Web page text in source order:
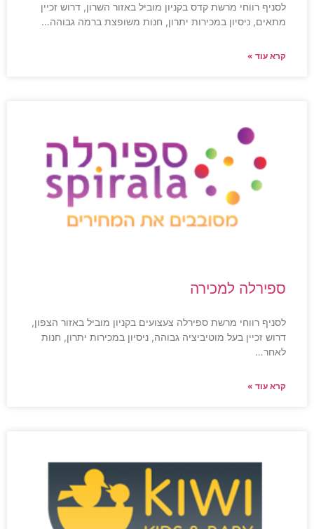
לסניף רווחי מרשת קדס בקניון מוביל באזור השרון, דרוש זכיין
מתאים, ניסיון במכירות יתרון, חנות משופצת ברמה גבוהה…
קרא עוד »
ספירלה למכירה
לסניף רווחי מרשת ספירלה צעצועים בקניון מוביל באזור הצפון,
דרוש זכיין בעל מוטיביציה גבוהה, ניסיון במכירות יתרון, חנות
לאחר…
קרא עוד »